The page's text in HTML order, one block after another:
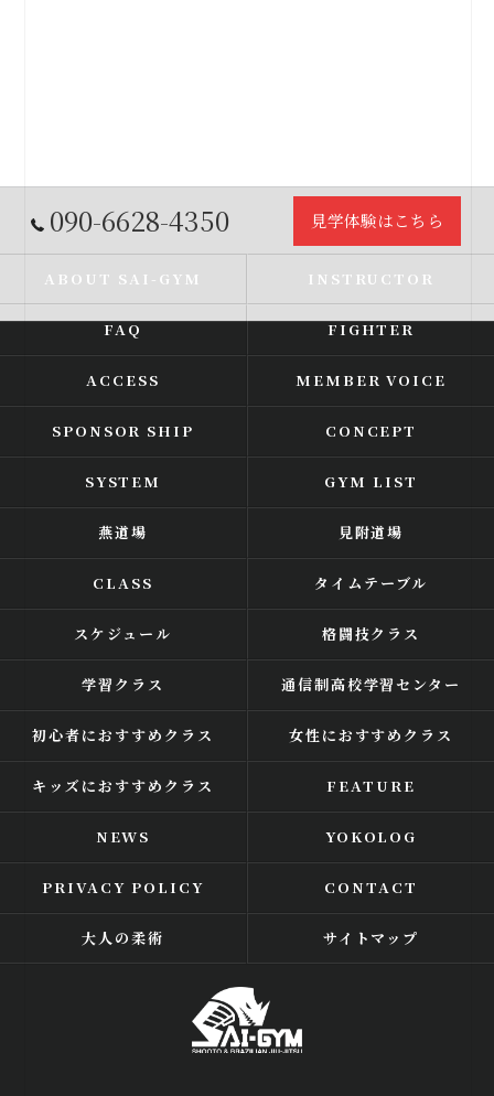
090-6628-4350 見学体験はこちら
ABOUT SAI-GYM INSTRUCTOR
FAQ FIGHTER
ACCESS MEMBER VOICE
SPONSOR SHIP CONCEPT
SYSTEM GYM LIST
燕道場 見附道場
CLASS タイムテーブル
スケジュール 格闘技クラス
学習クラス 通信制高校学習センター
初心者におすすめクラス 女性におすすめクラス
キッズにおすすめクラス FEATURE
NEWS YOKOLOG
PRIVACY POLICY CONTACT
大人の柔術 サイトマップ